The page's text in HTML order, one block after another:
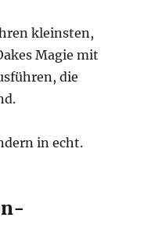
kleinsten,
Magie mit
die
in echt.